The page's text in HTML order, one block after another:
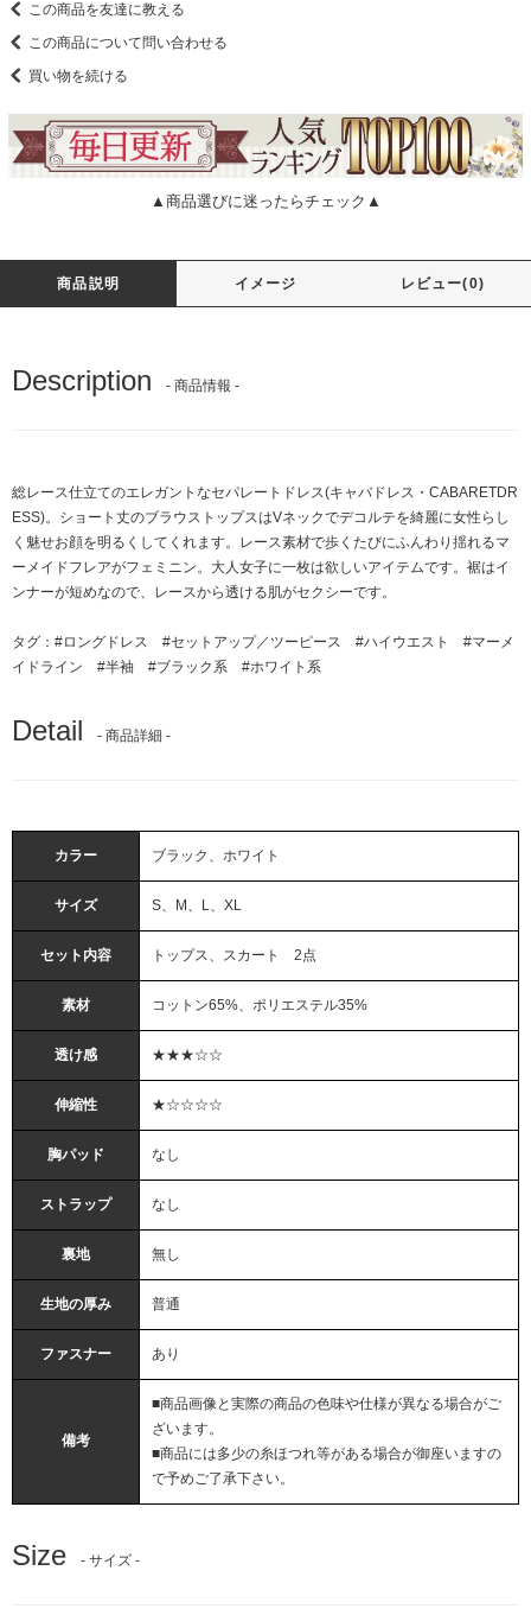
この商品を友達に教える
この商品について問い合わせる
買い物を続ける
▲商品選びに迷ったらチェック▲
商品説明 イメージ レビュー(0)
Description - 商品情報 -
総レース仕立てのエレガントなセパレートドレス(キャバドレス・CABARETDR
ESS)。ショート丈のブラウストップスはVネックでデコルテを綺麗に女性らし
く魅せお顔を明るくしてくれます。レース素材で歩くたびにふんわり揺れるマ
ーメイドフレアがフェミニン。大人女子に一枚は欲しいアイテムです。裾はイ
ンナーが短めなので、レースから透ける肌がセクシーです。
タグ： #ロングドレス #セットアップ／ツーピース #ハイウエスト
#マーメ
イドライン
#半袖 #ブラック系 #ホワイト系
Detail - 商品詳細 -
カラー ブラック、ホワイト
サイズ S、M、L、XL
セット内容 トップス、スカート 2点
素材 コットン65%、ポリエステル35%
透け感 ★★★☆☆
伸縮性 ★☆☆☆☆
胸パッド なし
ストラップ なし
裏地 無し
生地の厚み 普通
ファスナー あり
備考
■商品画像と実際の商品の色味や仕様が異なる場合がご
ざいます。
■商品には多少の糸ほつれ等がある場合が御座いますの
で予めご了承下さい。
Size - サイズ -